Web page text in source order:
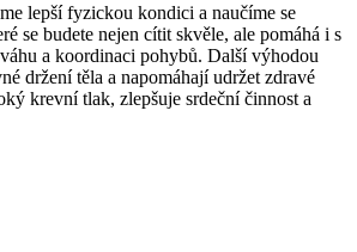
lepší fyzickou kondici a naučíme se
se budete nejen cítit skvěle, ale pomáhá i s
a koordinaci pohybů. Další výhodou
držení těla a napomáhají udržet zdravé
krevní tlak, zlepšuje srdeční činnost a